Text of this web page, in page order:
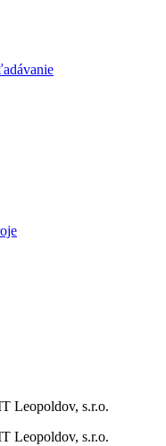
Leopoldov, s.r.o.
Leopoldov, s.r.o.